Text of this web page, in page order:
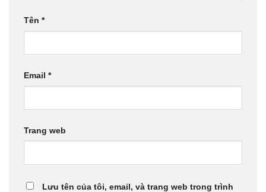
Tên *
Email *
Trang web
Lưu tên của tôi, email, và trang web trong trình